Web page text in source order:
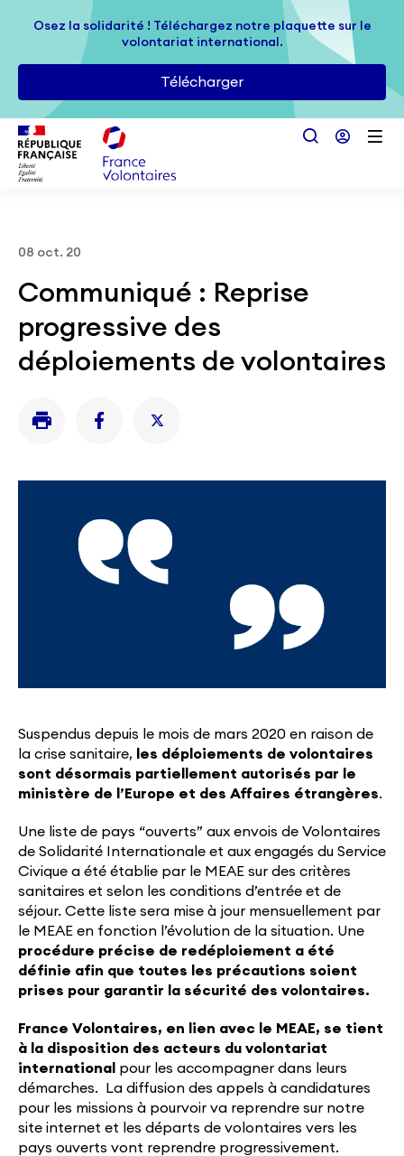
Passer au contenu principal
Osez la solidarité ! Téléchargez notre plaquette sur le
volontariat international.
Télécharger
Osez la solidarité ! Téléchargez notre plaquette sur le
volontariat international.
Télécharger
08 oct. 20
Communiqué : Reprise
progressive des
déploiements de volontaires
Suspendus depuis le mois de mars 2020 en raison de
la crise sanitaire,
les déploiements de volontaires
sont désormais partiellement autorisés par le
ministère de l’Europe et des Affaires étrangères.
Une liste de pays “ouverts” aux envois de Volontaires
de Solidarité Internationale et aux engagés du Service
Civique a été établie par le MEAE sur des critères
sanitaires et selon les conditions d’entrée et de
séjour. Cette liste sera mise à jour mensuellement par
le MEAE en fonction l’évolution de la situation. Une
procédure précise de redéploiement a été
définie afin que toutes les précautions soient
prises pour garantir la sécurité des volontaires.
France Volontaires, en lien avec le MEAE, se tient
à la disposition des acteurs du volontariat
international pour les accompagner dans leurs
démarches. La diffusion des appels à candidatures
pour les missions à pourvoir va reprendre sur notre
site internet et les départs de volontaires vers les
pays ouverts vont reprendre progressivement.